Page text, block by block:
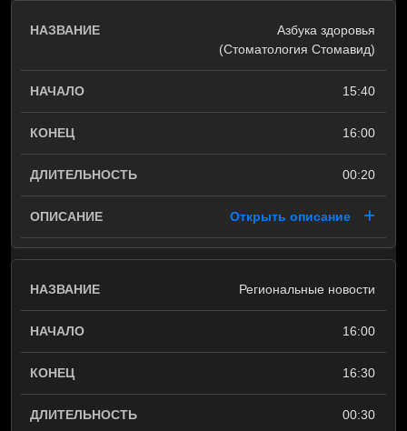
Азбука здоровья
(Стоматология Стомавид)
15:40
16:00
00:20
Открыть описание
Региональные новости
16:00
16:30
00:30